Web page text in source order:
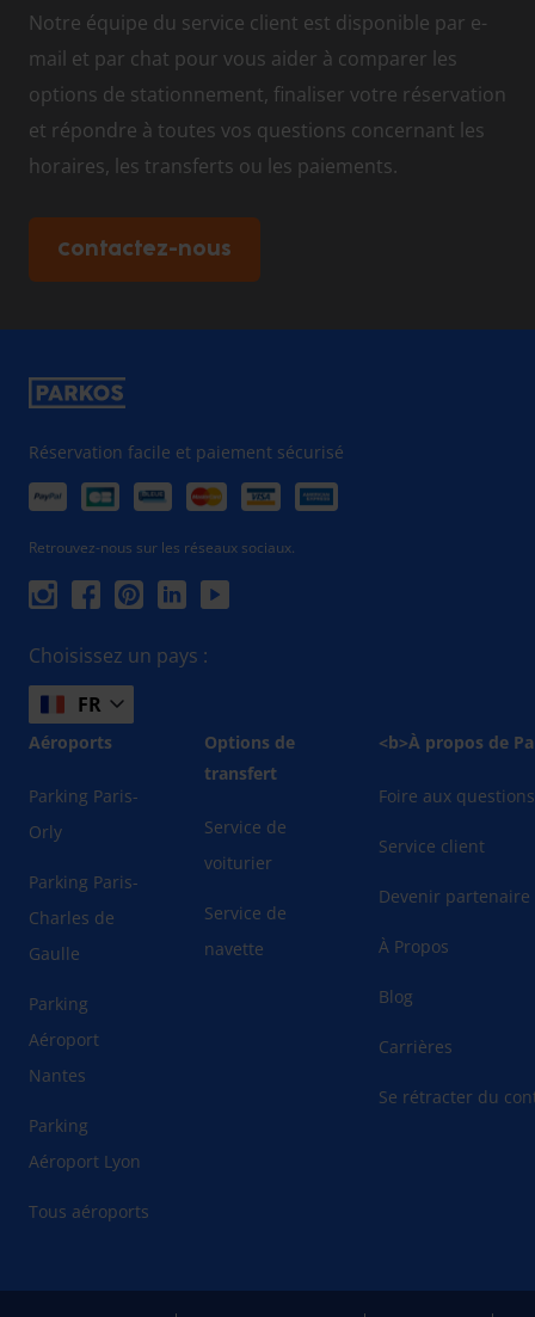
Notre équipe du service client est disponible par e-
mail et par chat pour vous aider à comparer les
options de stationnement, finaliser votre réservation
et répondre à toutes vos questions concernant les
horaires, les transferts ou les paiements.
Contactez-nous
Réservation facile et paiement sécurisé
Retrouvez-nous sur les réseaux sociaux.
Choisissez un pays :
FR
Aéroports
Parking Paris-
Orly
Parking Paris-
Charles de
Gaulle
Parking
Aéroport
Nantes
Parking
Aéroport Lyon
Tous aéroports
Options de
transfert
Service de
voiturier
Service de
navette
<b>À propos de
Foire aux questions
Service client
Devenir partenaire
À Propos
Blog
Carrières
Se rétracter du